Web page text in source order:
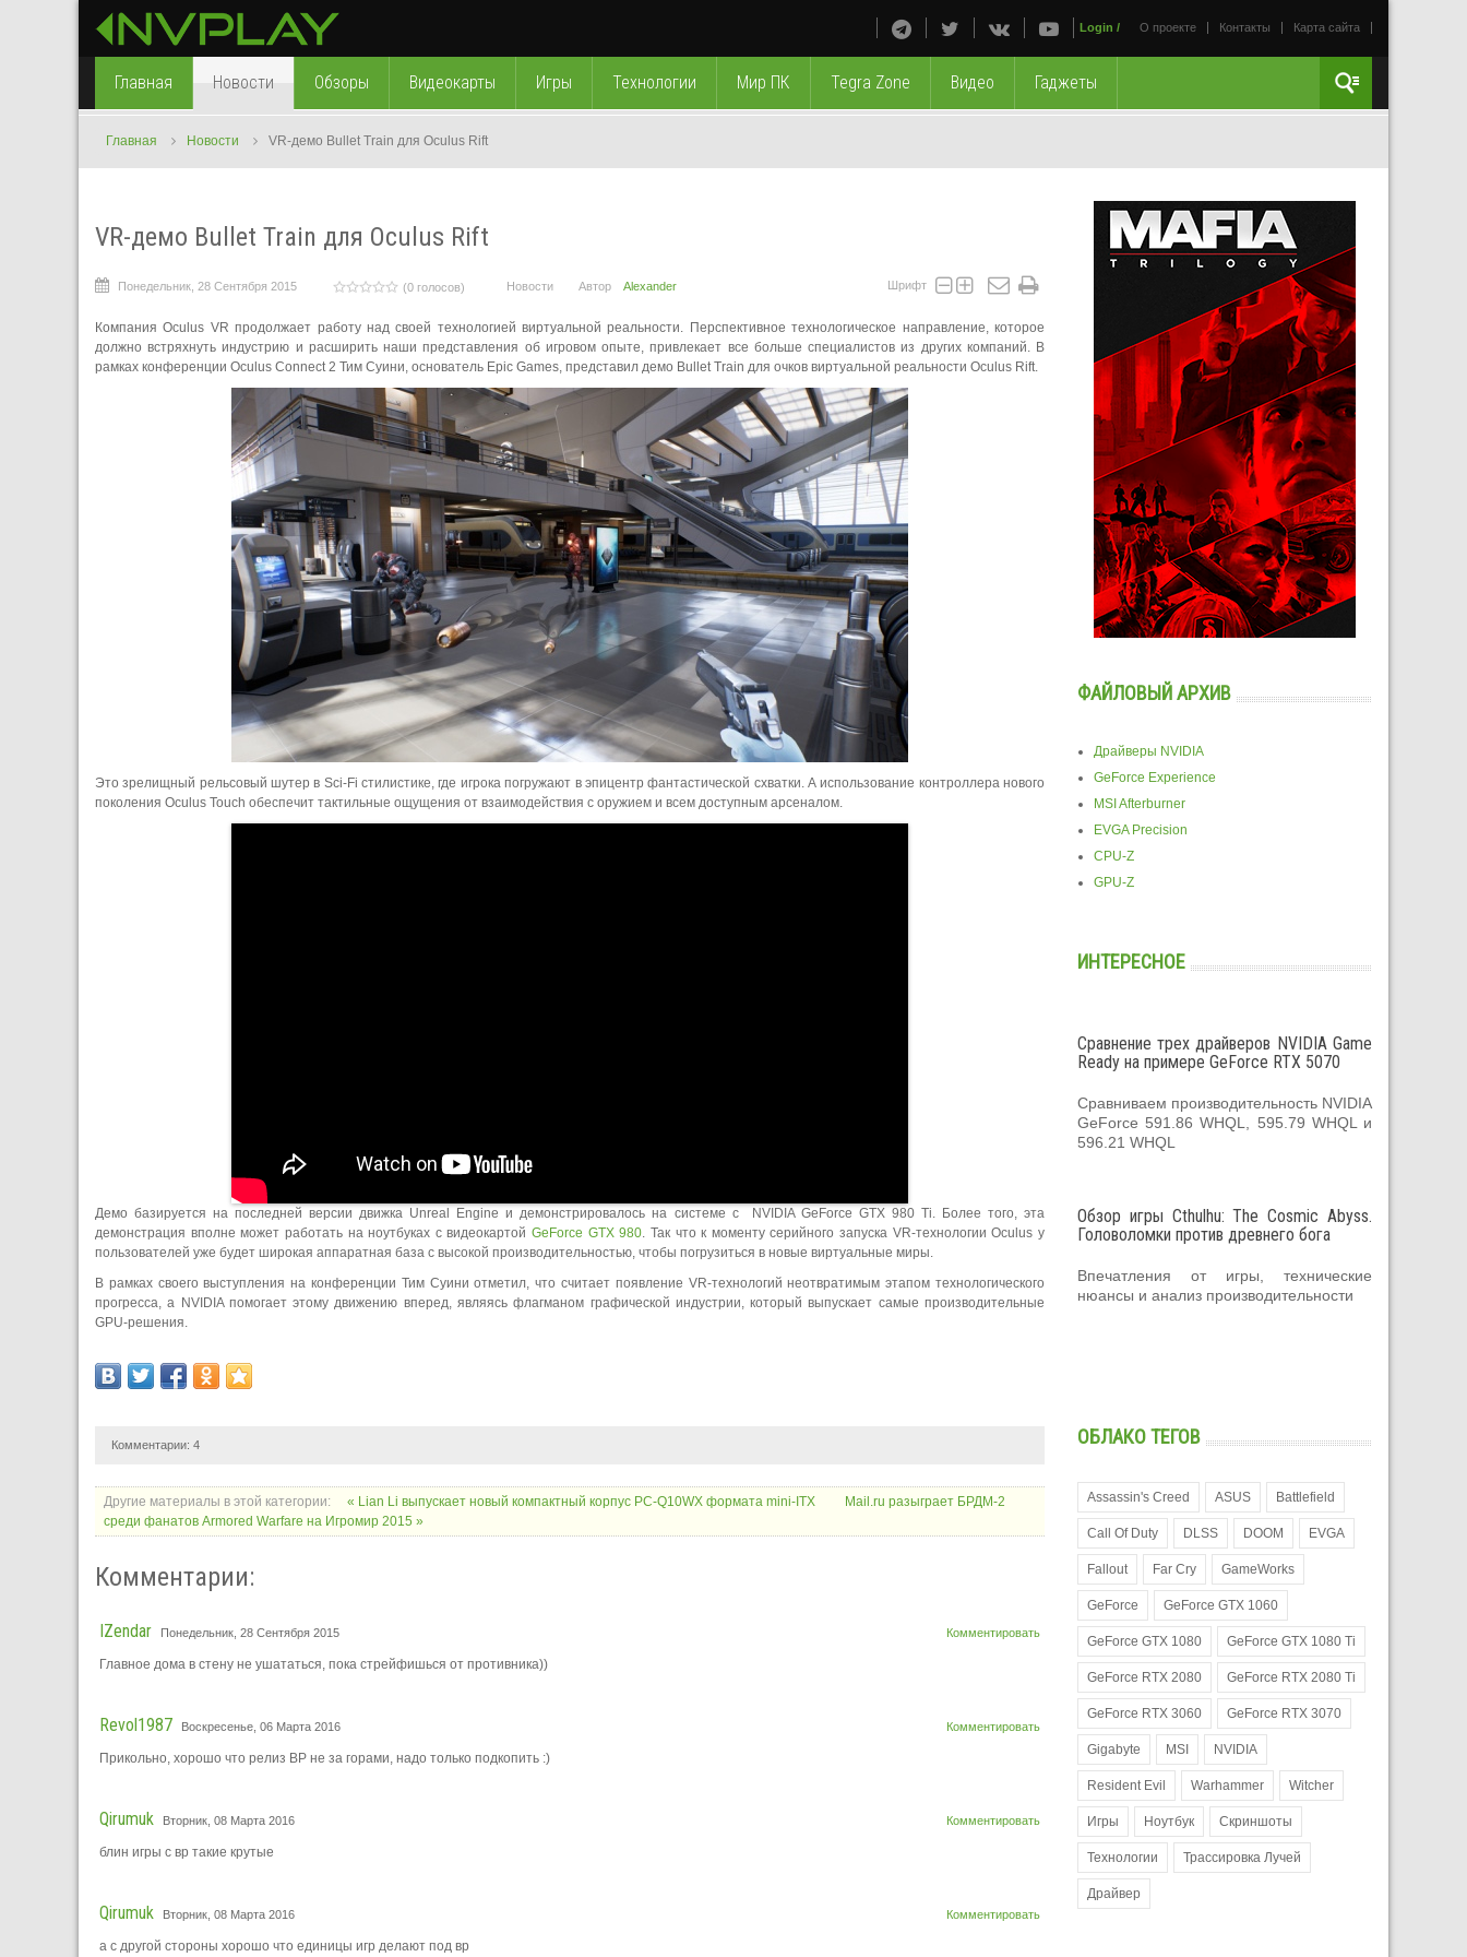
О проекте Контакты Карта сайта
Login /
Главная Новости Обзоры Видеокарты Игры Технологии Мир ПК Tegra Zone Видео Гаджеты
Главная Новости VR-демо Bullet Train для Oculus Rift
VR-демо Bullet Train для Oculus Rift
Понедельник, 28 Сентября 2015 (0 голосов) Новости Автор Alexander Шрифт
Компания Oculus VR продолжает работу над своей технологией виртуальной реальности. Перспективное технологическое направление, которое
должно встряхнуть индустрию и расширить наши представления об игровом опыте, привлекает все больше специалистов из других компаний. В
рамках конференции Oculus Connect 2 Тим Суини, основатель Epic Games, представил демо Bullet Train для очков виртуальной реальности Oculus Rift.
Это зрелищный рельсовый шутер в Sci-Fi стилистике, где игрока погружают в эпицентр фантастической схватки. А использование контроллера нового
поколения Oculus Touch обеспечит тактильные ощущения от взаимодействия с оружием и всем доступным арсеналом.
Демо базируется на последней версии движка Unreal Engine и демонстрировалось на системе с NVIDIA GeForce GTX 980 Ti. Более того, эта
демонстрация вполне может работать на ноутбуках с видеокартойGeForce GTX 980. Так что к моменту серийного запуска VR-технологии Oculus у
пользователей уже будет широкая аппаратная база с высокой производительностью, чтобы погрузиться в новые виртуальные миры.
В рамках своего выступления на конференции Тим Суини отметил, что считает появление VR-технологий неотвратимым этапом технологического
прогресса, а NVIDIA помогает этому движению вперед, являясь флагманом графической индустрии, который выпускает самые производительные
GPU-решения.
Комментарии: 4
Другие материалы в этой категории: « Lian Li выпускает новый компактный корпус PC-Q10WX формата mini-ITX
Mail.ru разыграет БРДМ-2
среди фанатов Armored Warfare на Игромир 2015 »
Комментарии:
Комментировать
IZendar Понедельник, 28 Сентября 2015
Главное дома в стену не ушататься, пока стрейфишься от противника))
Комментировать
Revol1987 Воскресенье, 06 Марта 2016
Прикольно, хорошо что релиз ВР не за горами, надо только подкопить :)
Комментировать
Qirumuk Вторник, 08 Марта 2016
блин игры с вр такие крутые
Комментировать
Qirumuk Вторник, 08 Марта 2016
а с другой стороны хорошо что единицы игр делают под вр
ФАЙЛОВЫЙ АРХИВ
Драйверы NVIDIA
GeForce Experience
MSI Afterburner
EVGA Precision
CPU-Z
GPU-Z
ИНТЕРЕСНОЕ
Сравнение трех драйверов NVIDIA Game
Ready на примере GeForce RTX 5070
Сравниваем производительность NVIDIA
GeForce 591.86 WHQL, 595.79 WHQL и
596.21 WHQL
Обзор игры Cthulhu: The Cosmic Abyss.
Головоломки против древнего бога
Впечатления от игры, технические
нюансы и анализ производительности
ОБЛАКО ТЕГОВ
Assassin's Creed ASUS Battlefield
Call Of Duty DLSS DOOM EVGA
Fallout Far Cry GameWorks
GeForce GeForce GTX 1060
GeForce GTX 1080 GeForce GTX 1080 Ti
GeForce RTX 2080 GeForce RTX 2080 Ti
GeForce RTX 3060 GeForce RTX 3070
Gigabyte MSI NVIDIA
Resident Evil Warhammer Witcher
Игры Ноутбук Скриншоты
Технологии Трассировка Лучей
Драйвер